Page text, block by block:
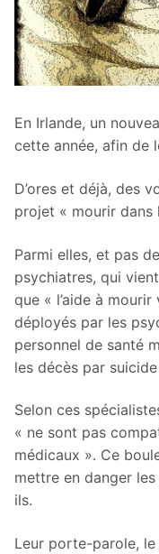
En Irlande, un
cette année, afin de
D’ores et déjà, des
projet « mourir dans
Parmi elles, et pas
psychiatres, qui
que « l’aide à
déployés par les
personnel de santé
les décès par suicide
Selon ces
« ne sont pas
médicaux ». Ce
mettre en danger
ils.
Leur porte-parole,